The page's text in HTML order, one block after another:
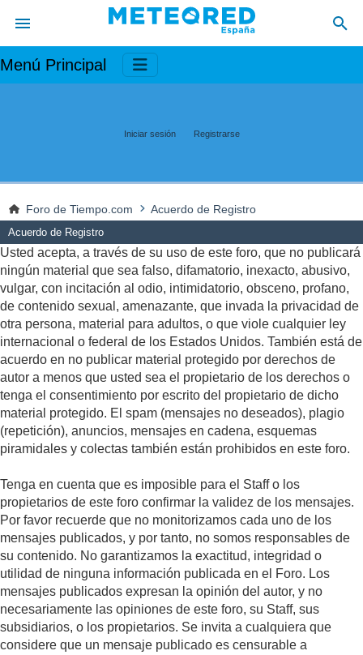
Menú Principal
Iniciar sesión Registrarse
Foro de Tiempo.com Acuerdo de Registro
Acuerdo de Registro
Usted acepta, a través de su uso de este foro, que no publicará
ningún material que sea falso, difamatorio, inexacto, abusivo,
vulgar, con incitación al odio, intimidatorio, obsceno, profano,
de contenido sexual, amenazante, que invada la privacidad de
otra persona, material para adultos, o que viole cualquier ley
internacional o federal de los Estados Unidos. También está de
acuerdo en no publicar material protegido por derechos de
autor a menos que usted sea el propietario de los derechos o
tenga el consentimiento por escrito del propietario de dicho
material protegido. El spam (mensajes no deseados), plagio
(repetición), anuncios, mensajes en cadena, esquemas
piramidales y colectas también están prohibidos en este foro.
Tenga en cuenta que es imposible para el Staff o los
propietarios de este foro confirmar la validez de los mensajes.
Por favor recuerde que no monitorizamos cada uno de los
mensajes publicados, y por tanto, no somos responsables de
su contenido. No garantizamos la exactitud, integridad o
utilidad de ninguna información publicada en el Foro. Los
mensajes publicados expresan la opinión del autor, y no
necesariamente las opiniones de este foro, su Staff, sus
subsidiarios, o los propietarios. Se invita a cualquiera que
considere que un mensaje publicado es censurable a